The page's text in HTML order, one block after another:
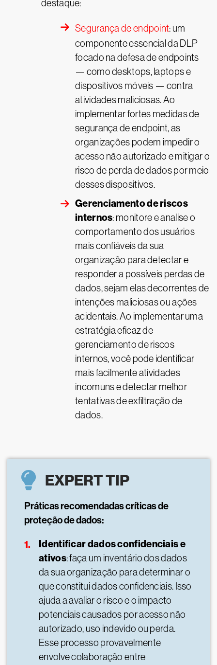
destaque:
Segurança de endpoint: um
componente essencial da DLP
focado na defesa de endpoints
— como desktops, laptops e
dispositivos móveis — contra
atividades maliciosas. Ao
implementar fortes medidas de
segurança de endpoint, as
organizações podem impedir o
acesso não autorizado e mitigar o
risco de perda de dados por meio
desses dispositivos.
Gerenciamento de riscos
internos: monitore e analise o
comportamento dos usuários
mais confiáveis da sua
organização para detectar e
responder a possíveis perdas de
dados, sejam elas decorrentes de
intenções maliciosas ou ações
acidentais. Ao implementar uma
estratégia eficaz de
gerenciamento de riscos
internos, você pode identificar
mais facilmente atividades
incomuns e detectar melhor
tentativas de exfiltração de
dados.
EXPERT TIP
Práticas recomendadas críticas de
proteção de dados:
Identificar dados confidenciais e
ativos: faça um inventário dos dados
da sua organização para determinar o
que constitui dados confidenciais. Isso
ajuda a avaliar o risco e o impacto
potenciais causados por acesso não
autorizado, uso indevido ou perda.
Esse processo provavelmente
envolve colaboração entre